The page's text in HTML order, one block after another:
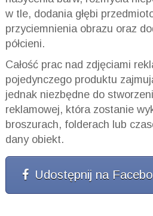
w tle, dodania głębi
przyciemnienia obrazu oraz
półcieni.
Całość prac nad zdjęciami
pojedynczego produktu
jednak niezbędne do
reklamowej, która zostanie
broszurach, folderach lub
dany obiekt.
Udostępnij na